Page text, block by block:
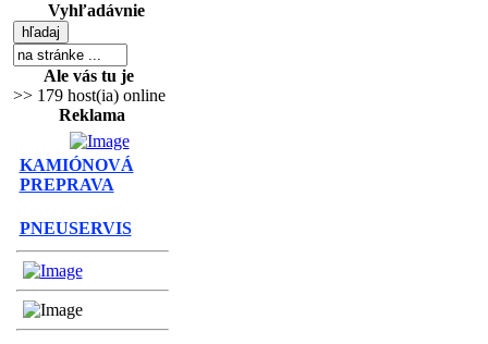
Vyhľadávnie
Ale vás tu je
>> 179 host(ia) online
Reklama
KAMIÓNOVÁ
PREPRAVA
PNEUSERVIS